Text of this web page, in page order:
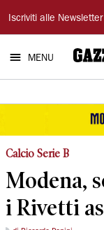
Gazzetta
di
Modena
Iscriviti alle Newsletter
MENU
Calcio Serie B
Modena,
i Rivetti